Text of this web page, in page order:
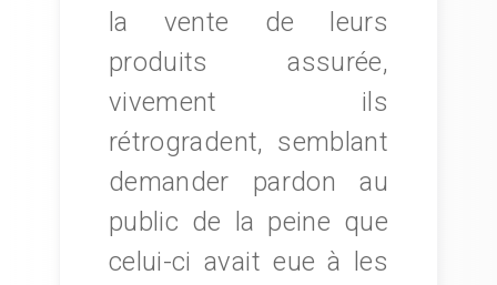
la vente de leurs
produits assurée,
vivement ils
rétrogradent, semblant
demander pardon au
public de la peine que
celui-ci avait eue à les